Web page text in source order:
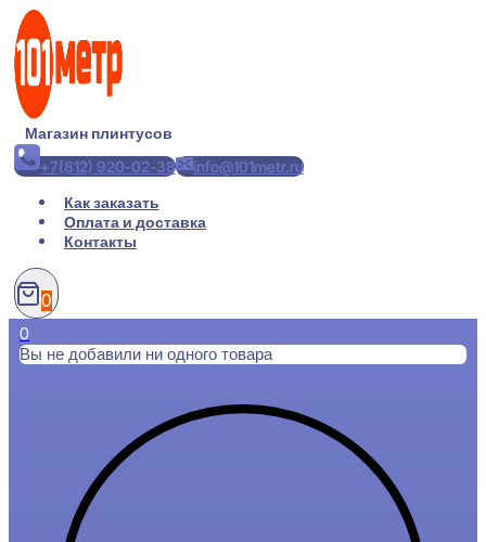
Перейти
содержимому
Магазин плинтусов
+7(812) 920-02-38
info@101metr.ru
Как заказать
Оплата и доставка
Контакты
0
0
Вы не добавили ни одного товара